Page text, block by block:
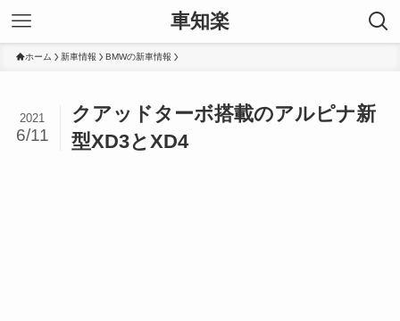
車知楽
ホーム 新車情報 BMWの新車情報
クアッドターボ搭載のアルピナ新
型XD3とXD4
2021
6/11